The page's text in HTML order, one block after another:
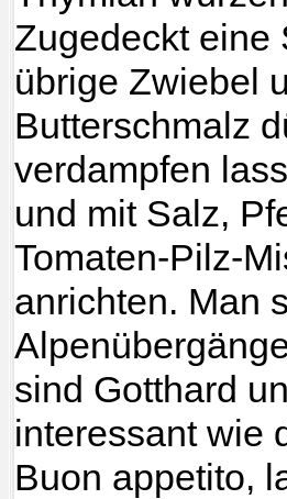
Zugedeckt eine
übrige Zwiebel
Butterschmalz
verdampfen
und mit Salz,
Tomaten-Pilz-
anrichten. Man
sind Gotthard
interessant wie
Buon appetito,